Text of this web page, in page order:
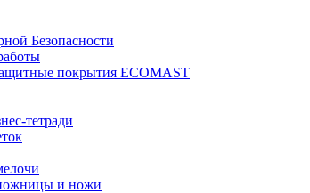
Безопасности
покрытия ECOMAST
тетради
и ножи